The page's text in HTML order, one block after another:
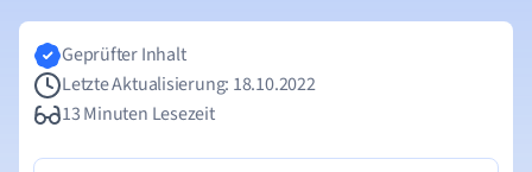
Geprüfter Inhalt
Letzte Aktualisierung: 18.10.2022
13 Minuten Lesezeit